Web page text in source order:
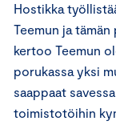
Hostikka
Teemun ja
kertoo Teemun
porukassa yksi
saappaat
toimistotöihin